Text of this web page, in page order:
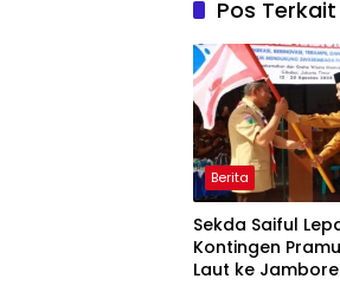
Pos Terkait
Berita
Sekda Saiful
Kontingen
Laut ke